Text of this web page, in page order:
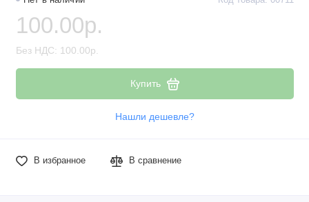
100.00р.
Без НДС: 100.00р.
Купить
Нашли дешевле?
В избранное В сравнение